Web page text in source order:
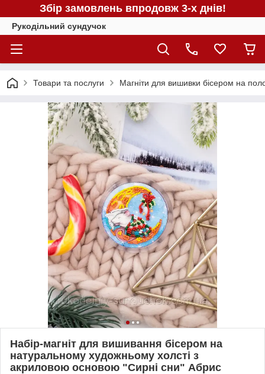
Збір замовлень впродовж 3-х днів!
Рукодільний сундучок
Товари та послуги Магніти для вишивки бісером на
Набір-магніт для вишивання бісером на
натуральному художньому холсті з
акриловою основою "Сирні сни" Абрис